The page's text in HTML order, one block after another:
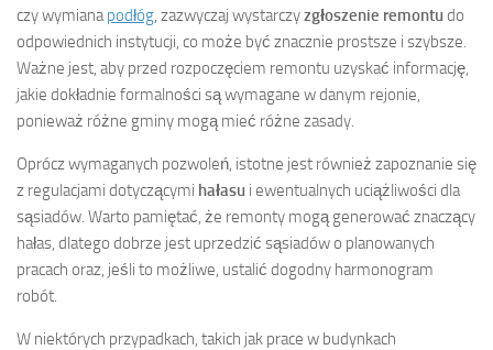
czy wymiana podłóg , zazwyczaj wystarczyzgłoszenie remontudo
odpowiednich instytucji, co może być znacznie prostsze i szybsze.
Ważne jest, aby przed rozpoczęciem remontu uzyskać informację,
jakie dokładnie formalności są wymagane w danym rejonie,
ponieważ różne gminy mogą mieć różne zasady.
Oprócz wymaganych pozwoleń, istotne jest również zapoznanie się
z regulacjami dotyczącymi hałasu i ewentualnych uciążliwości dla
sąsiadów. Warto pamiętać, że remonty mogą generować znaczący
hałas, dlatego dobrze jest uprzedzić sąsiadów o planowanych
pracach oraz, jeśli to możliwe, ustalić dogodny harmonogram
robót.
W niektórych przypadkach, takich jak prace w budynkach